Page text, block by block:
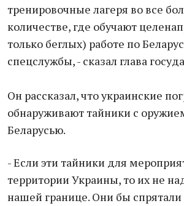
тренировочные лагеря во все
количестве, где обучают
только беглых) работе по
спецслужбы, - сказал глава
Он рассказал, что украинские
обнаруживают тайники с
Беларусью.
- Если эти тайники для
территории Украины, то их не
нашей границе. Они бы спрятали